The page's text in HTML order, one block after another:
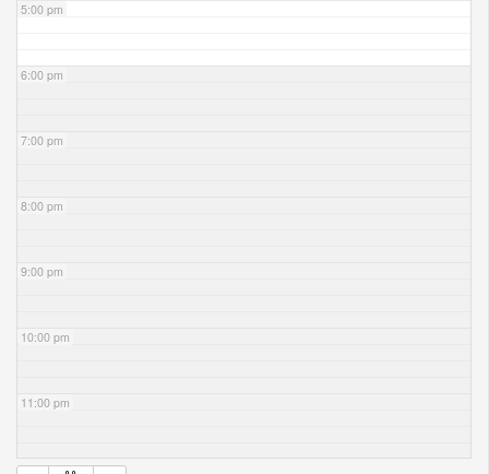
5:00 pm
6:00 pm
7:00 pm
8:00 pm
9:00 pm
10:00 pm
11:00 pm